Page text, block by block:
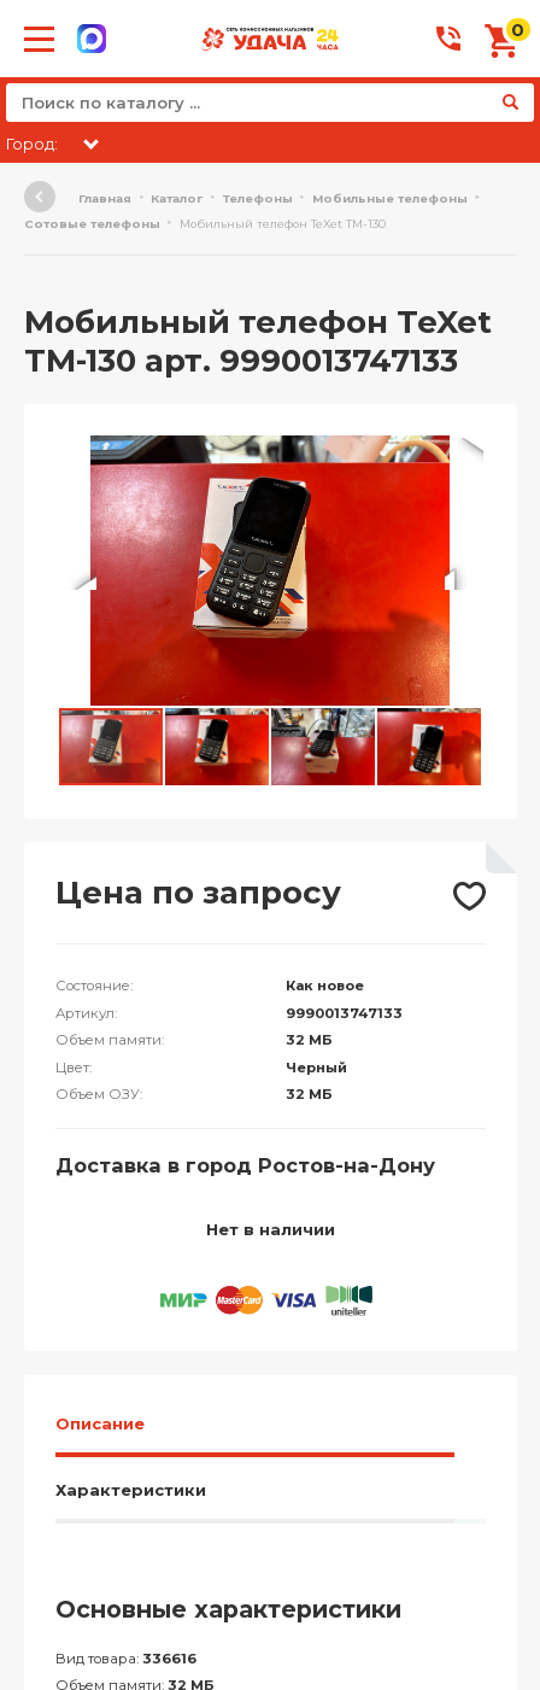
0
Город:
Главная Каталог Телефоны
Мобильные телефоны
Сотовые телефоны
Мобильный телефон TeXet TM-130
Мобильный телефон TeXet
TM-130 арт. 9990013747133
Цена по запросу
Состояние:
Как новое
Артикул:
9990013747133
Объем памяти:
32 МБ
Цвет:
Черный
Объем ОЗУ:
32 МБ
Доставка в город Ростов-на-Дону
Нет в наличии
Описание
Характеристики
Основные характеристики
Вид товара: 336616
Объем памяти: 32 МБ